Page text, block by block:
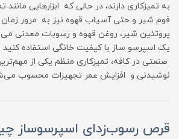
به تمیزکاری دارند، در حالی که ابزارهایی
فوم شیر و حتی آسیاب قهوه نیز به مرور
پروتئین شیر، روغن قهوه و رسوبات معدنی
یک اسپرسو ساز با کیفیت خانگی استفاده
صنعتی در کافه، تمیزکاری منظم یکی از
نوشیدنی و افزایش عمر تجهیزات محسوب
قرص رسوب‌زدای اسپرسوساز